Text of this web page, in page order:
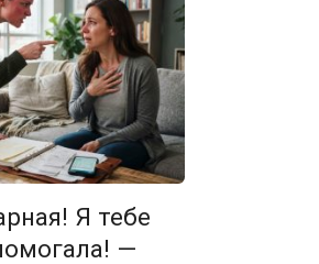
Я тебе
—